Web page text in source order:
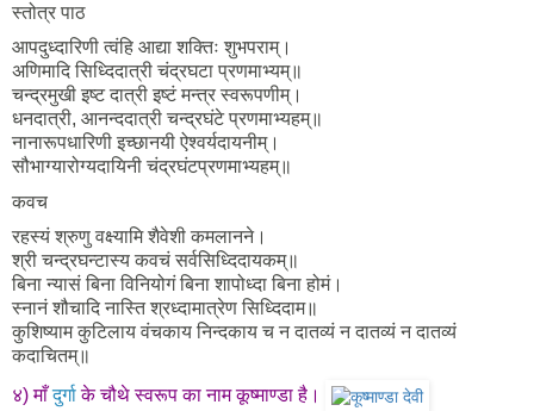
स्तोत्र पाठ
आपदुध्दारिणी त्वंहि आद्या शक्तिः शुभपराम्।
अणिमादि सिध्दिदात्री चंद्रघटा प्रणमाभ्यम्॥
चन्द्रमुखी इष्ट दात्री इष्टं मन्त्र स्वरूपणीम्।
धनदात्री, आनन्ददात्री चन्द्रघंटे प्रणमाभ्यहम्॥
नानारूपधारिणी इच्छानयी ऐश्वर्यदायनीम्।
सौभाग्यारोग्यदायिनी चंद्रघंटप्रणमाभ्यहम्॥
कवच
रहस्यं श्रुणु वक्ष्यामि शैवेशी कमलानने।
श्री चन्द्रघन्टास्य कवचं सर्वसिध्दिदायकम्॥
बिना न्यासं बिना विनियोगं बिना शापोध्दा बिना होमं।
स्नानं शौचादि नास्ति श्रध्दामात्रेण सिध्दिदाम॥
कुशिष्याम कुटिलाय वंचकाय निन्दकाय च न दातव्यं न दातव्यं न दातव्यं
कदाचितम्॥
४) माँदुर्गाके चौथे स्वरूप का नाम कूष्माण्डा है।